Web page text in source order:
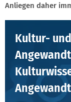
Anliegen daher
Kultur-